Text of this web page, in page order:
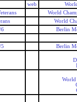
web
World
World
Berlin
Berlin
World